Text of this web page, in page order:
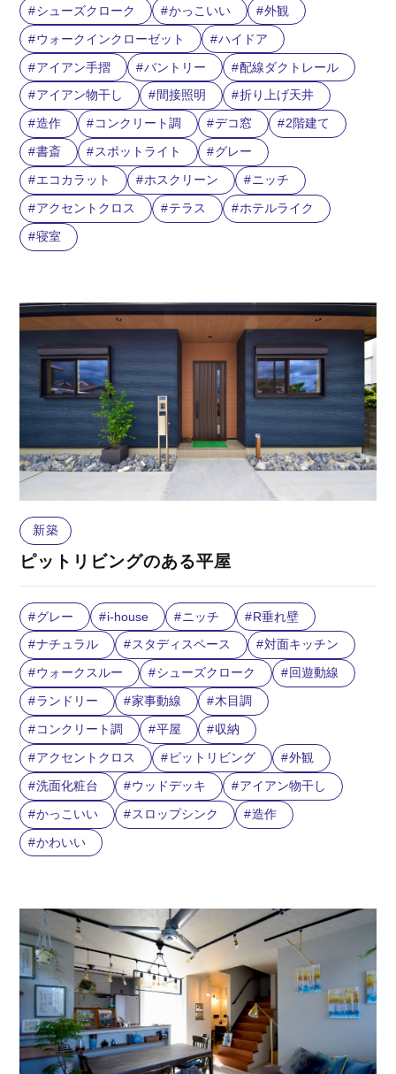
シューズクローク
かっこいい
外観
ウォークインクローゼット
ハイドア
アイアン手摺
バントリー
配線ダクトレール
アイアン物干し
間接照明
折り上げ天井
造作
コンクリート調 デコ窓
2階建て
書斎
スポットライト
グレー
エコカラット
ホスクリーン
ニッチ
アクセントクロス
テラス
ホテルライク
寝室
新築
ピットリビングのある平屋
グレー i-house ニッチ
R垂れ壁
ナチュラル
スタディスペース
対面キッチン
ウォークスルー
シューズクローク
回遊動線
ランドリー
家事動線
木目調
コンクリート調
平屋
収納
アクセントクロス
ピットリビング
外観
洗面化粧台
ウッドデッキ
アイアン物干し
かっこいい
スロップシンク
造作
かわいい